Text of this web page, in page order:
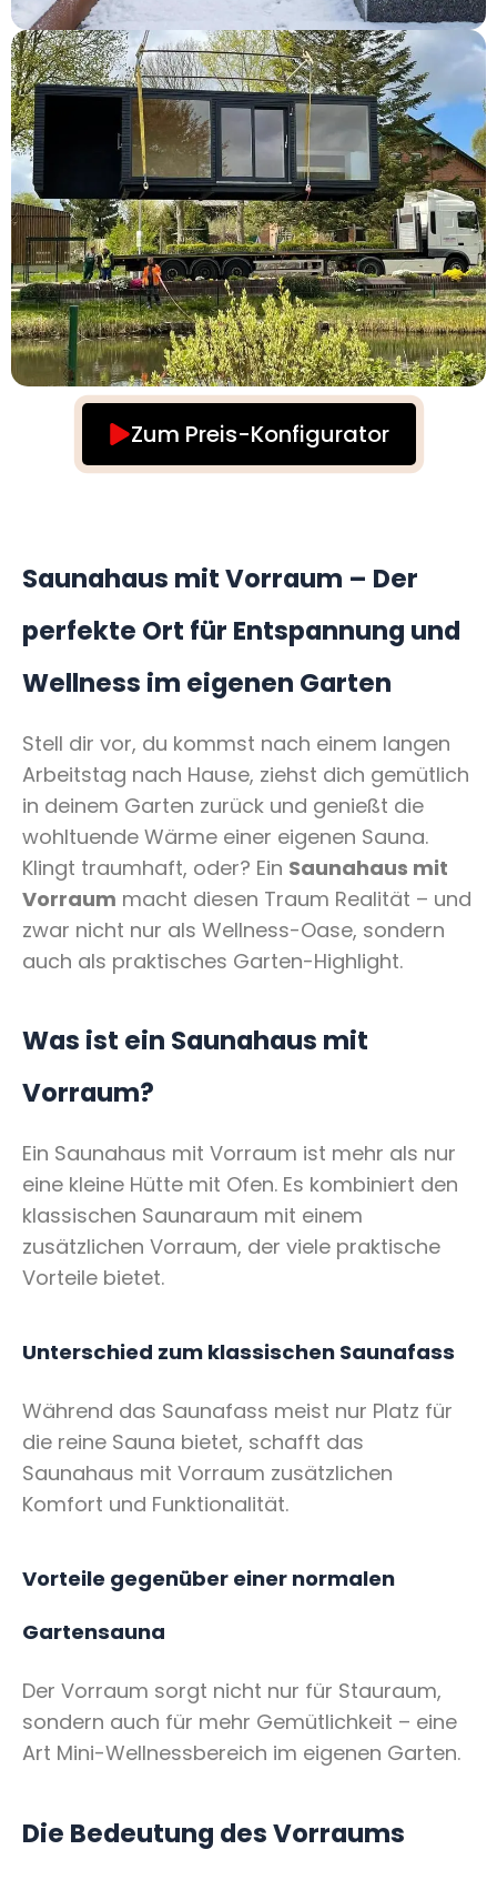
Zum Preis-Konfigurator
Saunahaus mit Vorraum – Der
perfekte Ort für Entspannung und
Wellness im eigenen Garten
Stell dir vor, du kommst nach einem langen
Arbeitstag nach Hause, ziehst dich gemütlich
in deinem Garten zurück und genießt die
wohltuende Wärme einer eigenen Sauna.
Klingt traumhaft, oder? Ein Saunahaus mit
Vorraum macht diesen Traum Realität – und
zwar nicht nur als Wellness-Oase, sondern
auch als praktisches Garten-Highlight.
Was ist ein Saunahaus mit
Vorraum?
Ein Saunahaus mit Vorraum ist mehr als nur
eine kleine Hütte mit Ofen. Es kombiniert den
klassischen Saunaraum mit einem
zusätzlichen Vorraum, der viele praktische
Vorteile bietet.
Unterschied zum klassischen Saunafass
Während das Saunafass meist nur Platz für
die reine Sauna bietet, schafft das
Saunahaus mit Vorraum zusätzlichen
Komfort und Funktionalität.
Vorteile gegenüber einer normalen
Gartensauna
Der Vorraum sorgt nicht nur für Stauraum,
sondern auch für mehr Gemütlichkeit – eine
Art Mini-Wellnessbereich im eigenen Garten.
Die Bedeutung des Vorraums